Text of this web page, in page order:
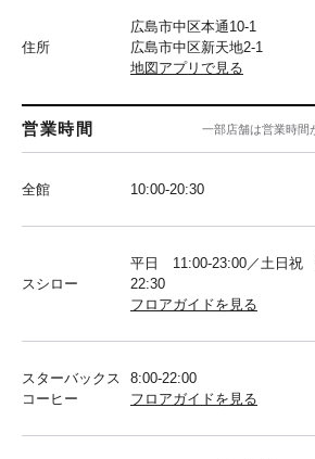
住所
広島市中区本通10-1
広島市中区新天地2-1
地図アプリで見る
営業時間 一部店舗は営業時間
全館 10:00-20:30
スシロー
平日 11:00-23:00／土日祝
22:30
フロアガイドを見る
スターバックス
コーヒー
8:00-22:00
フロアガイドを見る